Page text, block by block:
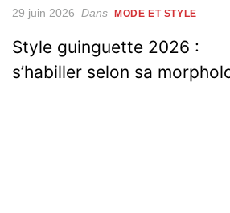
Posted
29 juin 2026 Dans MODE ET STYLE
Style guinguette 2026 :
s’habiller selon sa